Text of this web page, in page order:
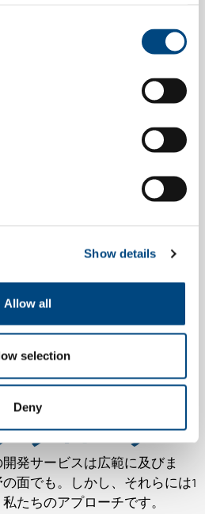
Show details
Allow all
selection
Deny
技術から取
苗
ォームはデポジットのための
した。Menkehorst の見本市
品を展示する場）のために、
プラットフォームに基づ
、供給業者は自分の注文をリ
。来場者に利便性を、参加者
すプラットフォームです。
プで見る
プローチ
発サービスは広範に及びま
面でも。しかし、それらには1
たちのアプローチです。